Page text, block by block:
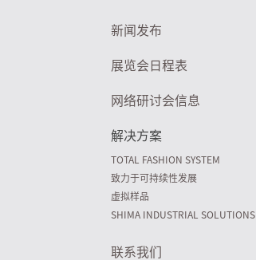
新闻发布
展览会日程表
网络研讨会信息
解决方案
TOTAL FASHION SYSTEM
致力于可持续性发展
虚拟样品
SHIMA INDUSTRIAL SOLUTIONS
联系我们